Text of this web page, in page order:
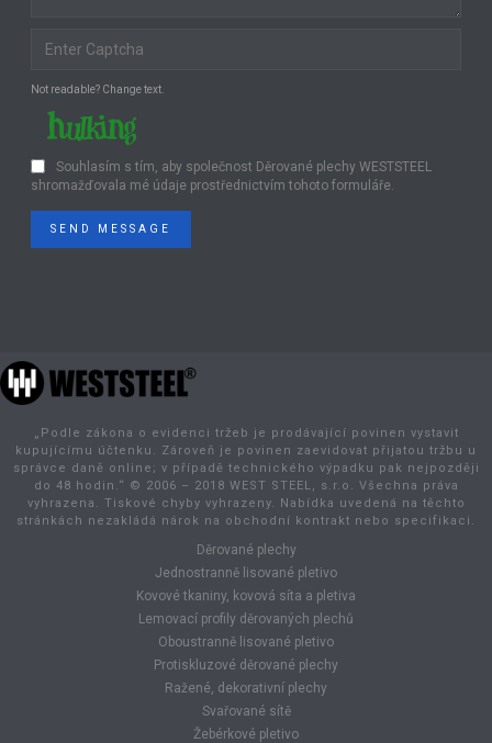
Not readable? Change text.
Souhlasím s tím, aby společnost Děrované plechy WESTSTEEL
shromažďovala mé údaje prostřednictvím tohoto formuláře.
SEND MESSAGE
„Podle zákona o evidenci tržeb je prodávající povinen vystavit
kupujícímu účtenku. Zároveň je povinen zaevidovat přijatou tržbu u
správce daně online; v případě technického výpadku pak nejpozději
do 48 hodin.“ © 2006 – 2018 WEST STEEL, s.r.o. Všechna práva
vyhrazena. Tiskové chyby vyhrazeny. Nabídka uvedená na těchto
stránkách nezakládá nárok na obchodní kontrakt nebo specifikaci.
Děrované plechy
Jednostranně lisované pletivo
Kovové tkaniny, kovová síta a pletiva
Lemovací profily děrovaných plechů
Oboustranně lisované pletivo
Protiskluzové děrované plechy
Ražené, dekorativní plechy
Svařované sítě
Žebérkové pletivo